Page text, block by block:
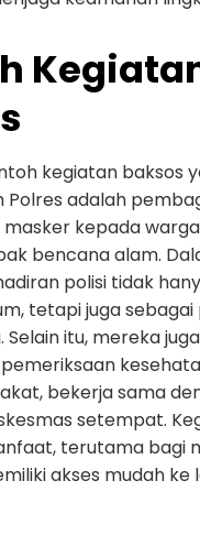
kegiatan baksos
Polres adalah
kepada
bencana alam.
polisi tidak
tetapi juga sebagai
itu, mereka
bekerja sama
setempat.
terutama bagi
akses mudah ke